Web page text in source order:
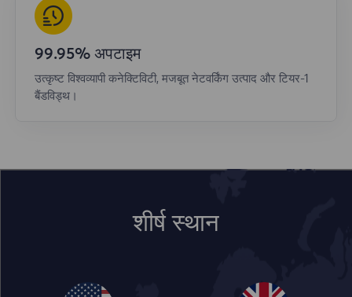
99.95% अपटाइम
उत्कृष्ट विश्वव्यापी कनेक्टिविटी, मजबूत नेटवर्किंग उत्पाद और टियर-1
बैंडविड्थ।
शीर्ष स्थान